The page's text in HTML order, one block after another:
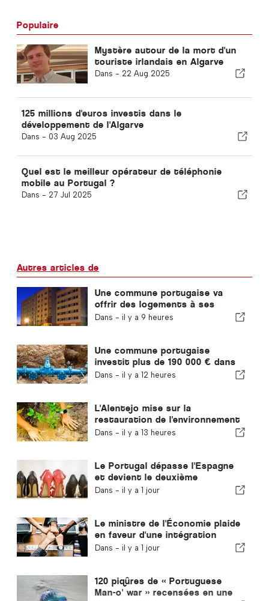
Populaire
Mystère autour de la mort d'un
touriste irlandais en Algarve
Dans - 22 Aug 2025
125 millions d'euros investis dans le
développement de l'Algarve
Dans - 03 Aug 2025
Quel est le meilleur opérateur de téléphonie
mobile au Portugal ?
Dans - 27 Jul 2025
Autres articles de
Une commune portugaise va
offrir des logements à ses
habitants
Dans - il y a 9 heures
Une commune portugaise
investit plus de 190 000 € dans
l'approvisionnement en eau
Dans - il y a 12 heures
L'Alentejo mise sur la
restauration de l'environnement
grâce aux fonds européens
Dans - il y a 13 heures
Le Portugal dépasse l'Espagne
et devient le deuxième
producteur européen de
Dans - il y a 1 jour
Le ministre de l'Économie plaide
en faveur d'une intégration
encadrée et garantit une
Dans - il y a 1 jour
120 piqûres de « Portuguese
Man-o' war » recensées en une